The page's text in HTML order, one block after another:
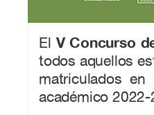
El V Concurso
todos aquellos
matriculados
académico 2022-